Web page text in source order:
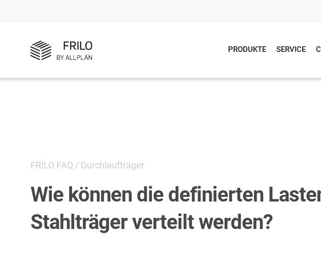
PRODUKTE SERVICE
FRILO FAQ / Durchlaufträger
Wie können die definierten
Stahlträger verteilt werden?